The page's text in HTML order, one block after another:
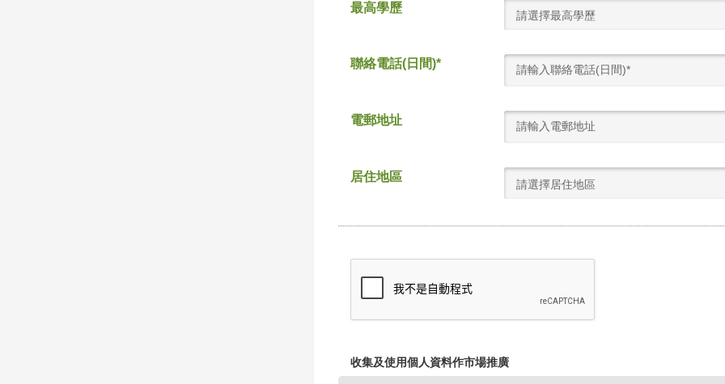
最高學歷
請選擇最高學歷
聯絡電話(日間)*
電郵地址
居住地區
請選擇居住地區
收集及使用個人資料作市場推廣